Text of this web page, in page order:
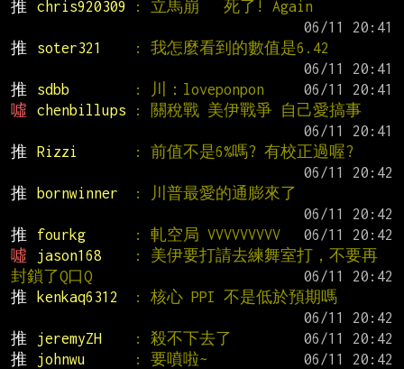
推
chris920309
: 立馬崩   死了! Again
推
soter321
: 我怎麼看到的數值是6.42
推
sdbb : 川：loveponpon
噓
chenbillups
: 關稅戰 美伊戰爭 自己愛搞事
推
Rizzi
: 前值不是6%嗎? 有校正過喔?
推
bornwinner
: 川普最愛的通膨來了
推
fourkg : 軋空局 VVVVVVVVV
噓
jason168
: 美伊要打請去練舞室打，不要再
封鎖了Q口Q
推
kenkaq6312
: 核心 PPI 不是低於預期嗎
推
jeremyZH : 殺不下去了
推
johnwu : 要噴啦~